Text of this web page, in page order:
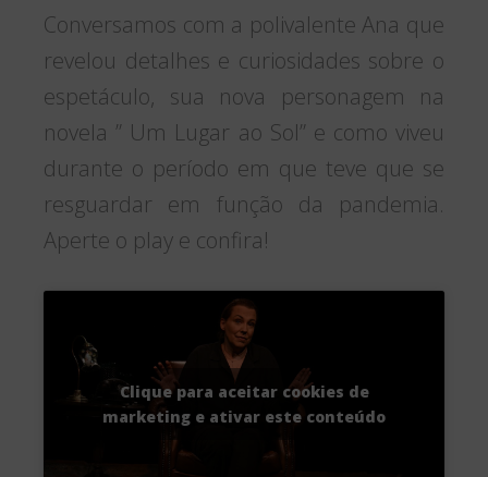
Conversamos com a polivalente Ana que
revelou detalhes e curiosidades sobre o
espetáculo, sua nova personagem na
novela ” Um Lugar ao Sol” e como viveu
durante o período em que teve que se
resguardar em função da pandemia.
Aperte o play e confira!
Clique para aceitar cookies de
marketing e ativar este conteúdo